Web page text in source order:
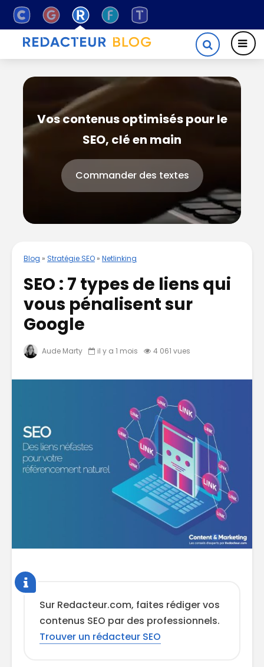
Vos contenus optimisés pour le
SEO, clé en main
Commander des textes
Blog » Stratégie SEO » Netlinking
SEO : 7 types de liens qui
vous pénalisent sur
Google
Aude Marty il y a 1 mois 4 061 vues
Sur Redacteur.com, faites rédiger vos
contenus SEO par des professionnels.
Trouver un rédacteur SEO